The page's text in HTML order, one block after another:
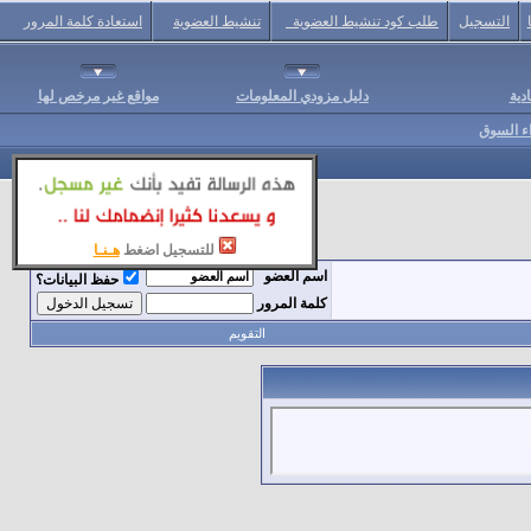
للتسجيل اضغط هـنـا
التسجيل طلب كود تنشيط العضوية تنشيط العضوية استعادة كلمة المرور
دليل مزودي المعلومات مواقع غير مرخص لها
السوق
اسم العضو
حفظ البيانات؟
كلمة المرور
التقويم